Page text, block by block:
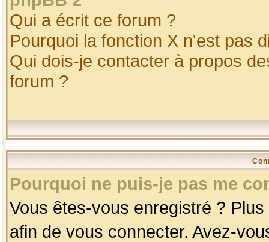
Qui a écrit ce forum ?
Pourquoi la fonction X n'est pas
Qui dois-je contacter à propos
forum ?
Pourquoi ne puis-je pas me
Vous êtes-vous enregistré ?
afin de vous connecter. Avez-